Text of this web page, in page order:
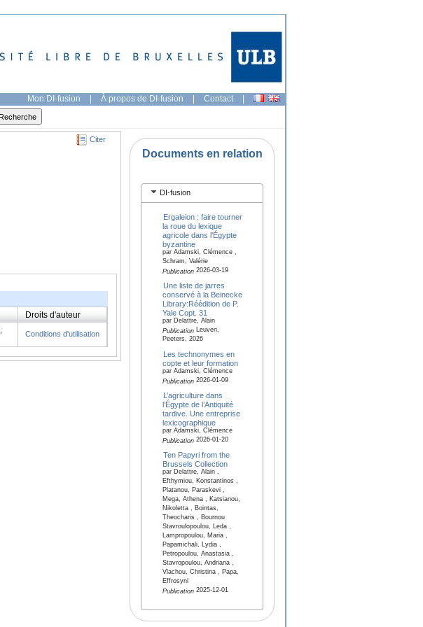
Mon DI-fusion | À propos de DI-fusion | Contact |
Citer
Droits d'auteur
Conditions d'utilisation
Documents en relation
DI-fusion
Ergaleion : faire tourner
la roue du lexique
agricole dans l'Égypte
byzantine
par Adamski, Clémence ,
Schram, Valérie
Publication2026-03-19
Une liste de jarres
conservé à la Beinecke
Library:Réédition de P.
Yale Copt. 31
par Delattre, Alain
PublicationLeuven,
Peeters, 2026
Les technonymes en
copte et leur formation
par Adamski, Clémence
Publication2026-01-09
L’agriculture dans
l’Égypte de l’Antiquité
tardive. Une entreprise
lexicographique
par Adamski, Clémence
Publication2026-01-20
Ten Papyri from the
Brussels Collection
par Delattre, Alain ,
Efthymiou, Konstantinos ,
Platanou, Paraskevi ,
Mega, Athena , Katsianou,
Nikoletta , Bointas,
Theocharis , Bournou
Stavroulopoulou, Leda ,
Lampropoulou, Maria ,
Papamichali, Lydia ,
Petropoulou, Anastasia ,
Stavropoulou, Andriana ,
Vlachou, Christina , Papa,
Effrosyni
Publication2025-12-01